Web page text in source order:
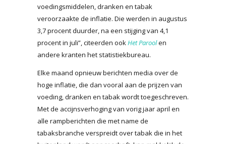
voedingsmiddelen, dranken en tabak
veroorzaakte de inflatie. Die werden in augustus
3,7 procent duurder, na een stijging van 4,1
procent in juli”, citeerden ookHet Paroolen
andere kranten het statistiekbureau.
Elke maand opnieuw berichten media over de
hoge inflatie, die dan vooral aan de prijzen van
voeding, dranken en tabak wordt toegeschreven.
Met de accijnsverhoging van vorig jaar april en
alle rampberichten die met name de
tabaksbranche verspreidt over tabak die in het